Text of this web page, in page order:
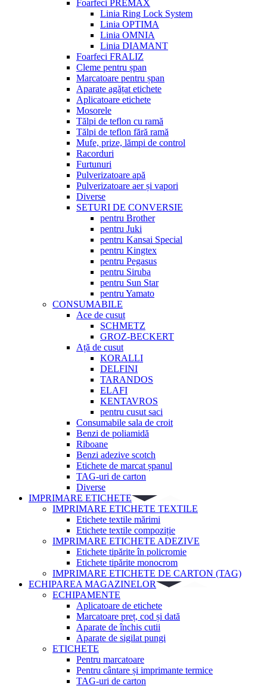
Foarfeci PREMAX
Linia Ring Lock System
Linia OPTIMA
Linia OMNIA
Linia DIAMANT
Foarfeci FRALIZ
Cleme pentru șpan
Marcatoare pentru șpan
Aparate agățat etichete
Aplicatoare etichete
Mosorele
Tălpi de teflon cu ramă
Tălpi de teflon fără ramă
Mufe, prize, lămpi de control
Racorduri
Furtunuri
Pulverizatoare apă
Pulverizatoare aer și vapori
Diverse
SETURI DE CONVERSIE
pentru Brother
pentru Juki
pentru Kansai Special
pentru Kingtex
pentru Pegasus
pentru Siruba
pentru Sun Star
pentru Yamato
CONSUMABILE
Ace de cusut
SCHMETZ
GROZ-BECKERT
Ață de cusut
KORALLI
DELFINI
TARANDOS
ELAFI
KENTAVROS
pentru cusut saci
Consumabile sala de croit
Benzi de poliamidă
Riboane
Benzi adezive scotch
Etichete de marcat șpanul
TAG-uri de carton
Diverse
IMPRIMARE ETICHETE
IMPRIMARE ETICHETE TEXTILE
Etichete textile mărimi
Etichete textile compoziție
IMPRIMARE ETICHETE ADEZIVE
Etichete tipărite în policromie
Etichete tipărite monocrom
IMPRIMARE ETICHETE DE CARTON (TAG)
ECHIPAREA MAGAZINELOR
ECHIPAMENTE
Aplicatoare de etichete
Marcatoare preț, cod și dată
Aparate de închis cutii
Aparate de sigilat pungi
ETICHETE
Pentru marcatoare
Pentru cântare și imprimante termice
TAG-uri de carton